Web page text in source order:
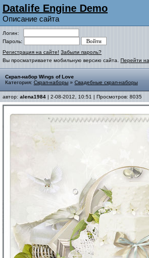
Datalife Engine Demo
Описание сайта
Логин:
Пароль:
Регистрация на сайте! Забыли пароль?
Вы просматриваете мобильную версию сайта. Перейти
Скрап-набор Wings of Love
Категория: Скрап-наборы » Свадебные скрап-наборы
автор: alena1984 | 2-08-2012, 10:51 | Просмотров: 8035